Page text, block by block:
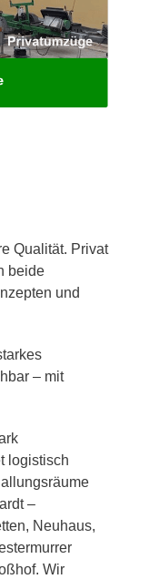
Qualität. Privat
beide
und
– mit
logistisch
–
Neuhaus,
Wir